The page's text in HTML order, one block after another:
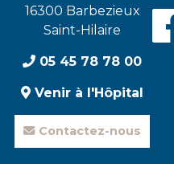
16300 Barbezieux
Saint-Hilaire
05 45 78 78 00
Venir à l'Hôpital
Contactez-nous